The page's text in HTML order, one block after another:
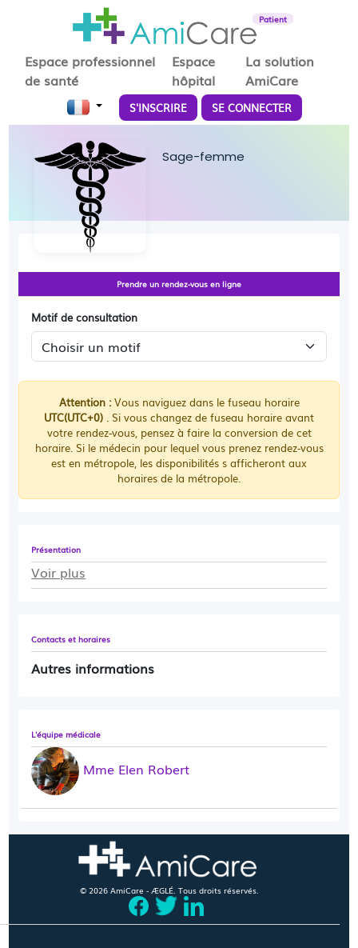
Patient
Espace professionnel
de santé
Espace
hôpital
La solution
AmiCare
S'INSCRIRE SE CONNECTER
Sage-femme
Présentation
Voir plus
Contacts et horaires
Autres informations
L'équipe médicale
Mme Elen Robert
Prendre un rendez-vous en ligne
Motif de consultation
Attention :Vous naviguez dans le fuseau horaire
UTC(UTC+0) . Si vous changez de fuseau horaire avant
votre rendez-vous, pensez à faire la conversion de cet
horaire. Si le médecin pour lequel vous prenez rendez-vous
est en métropole, les disponibilités s afficheront aux
horaires de la métropole.
© 2026 AmiCare - ÆGLÉ. Tous droits réservés.